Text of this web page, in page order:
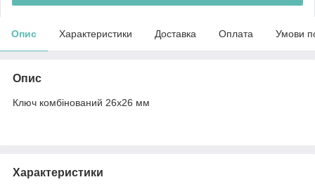
Опис Характеристики Доставка Оплата Умови
Опис
Ключ комбінований 26x26 мм
Характеристики